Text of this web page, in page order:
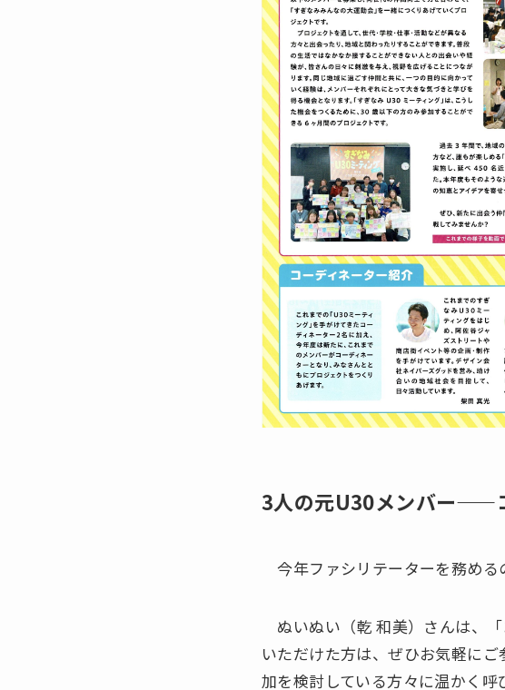
3人の元U30メンバー——
今年ファシリテーターを務める
ぬいぬい（乾 和美）さんは、
いただけた方は、ぜひお気軽に
加を検討している方々に温かく呼